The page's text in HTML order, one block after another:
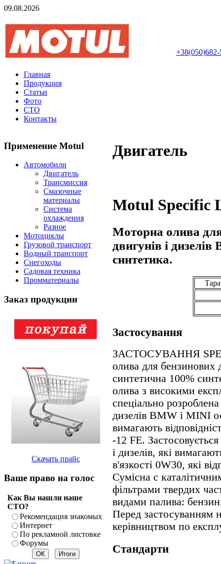
09.08.2026
+38(050)682-
Главная
Продукция
Статьи
Фото
СТО
Контакты
Применение Motul
Автомобили
Двигатель
Трансмиссия
Смазочные
материалы
Система
охлаждения
Разное
Мотоциклы
Грузовой транспорт
Водный транспорт
Снегоходы
Садовая техника
Промматериалы
Заказ продукции
Скачать прайс
Ваше право на голос
Как Вы нашли наше
СТО?
Рекомендация знакомых
Интернет
По рекламной листовке
Форумы
Двигатель
Motul Specific
Моторна олива
двигунів і
синтетика.
Застосування
ЗАСТОСУВАННЯ
олива для бензинових
синтетична 100%
олива з високими
спеціально
дизелів BMW і MINI
вимагають
-12 FE.
і дизелів, які
в'язкості 0W30, які
Сумісна с
фільтрами твердих
видами палива:
Перед застосуванням
керівництвом по
Стандарти